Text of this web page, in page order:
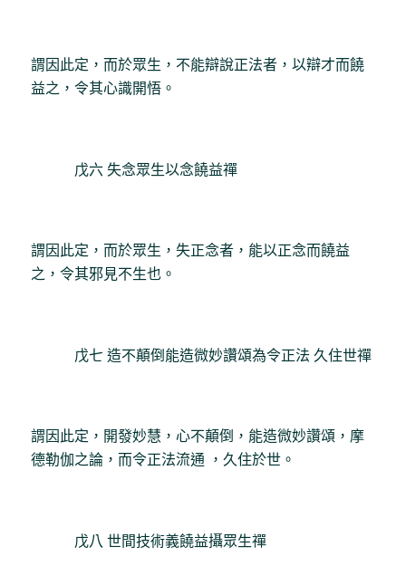
謂因此定，而於眾生，不能辯說正法者，以辯才而饒
益之，令其心識開悟。
戊六 失念眾生以念饒益禪
謂因此定，而於眾生，失正念者，能以正念而饒益
之，令其邪見不生也。
戊七 造不顛倒能造微妙讚頌為令正法 久住世禪
謂因此定，開發妙慧，心不顛倒，能造微妙讚頌，摩
德勒伽之論，而令正法流通 ，久住於世。
戊八 世間技術義饒益攝眾生禪